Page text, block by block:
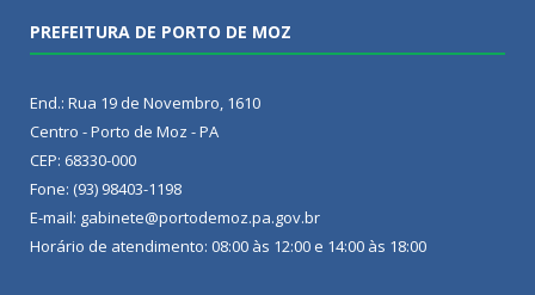
PREFEITURA DE PORTO DE MOZ
End.: Rua 19 de Novembro, 1610
Centro - Porto de Moz - PA
CEP: 68330-000
Fone: (93) 98403-1198
E-mail: gabinete@portodemoz.pa.gov.br
Horário de atendimento: 08:00 às 12:00 e 14:00 às 18:00